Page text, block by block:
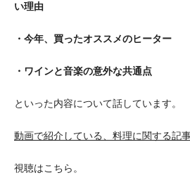
い理由
・今年、買ったオススメのヒーター
・ワインと音楽の意外な共通点
といった内容について話しています。
動画で紹介している、料理に関する記
視聴はこちら。